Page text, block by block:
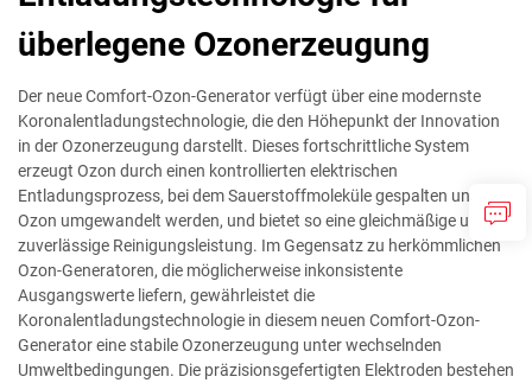
überlegene Ozonerzeugung
Der neue Comfort-Ozon-Generator verfügt über eine modernste
Koronalentladungstechnologie, die den Höhepunkt der Innovation
in der Ozonerzeugung darstellt. Dieses fortschrittliche System
erzeugt Ozon durch einen kontrollierten elektrischen
Entladungsprozess, bei dem Sauerstoffmoleküle gespalten und zu
Ozon umgewandelt werden, und bietet so eine gleichmäßige und
zuverlässige Reinigungsleistung. Im Gegensatz zu herkömmlichen
Ozon-Generatoren, die möglicherweise inkonsistente
Ausgangswerte liefern, gewährleistet die
Koronalentladungstechnologie in diesem neuen Comfort-Ozon-
Generator eine stabile Ozonerzeugung unter wechselnden
Umweltbedingungen. Die präzisionsgefertigten Elektroden bestehen